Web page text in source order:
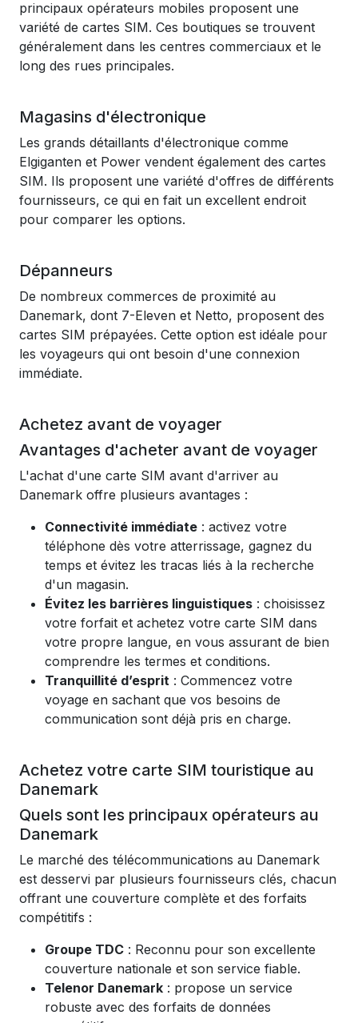
principaux opérateurs mobiles proposent une
variété de cartes SIM. Ces boutiques se trouvent
généralement dans les centres commerciaux et le
long des rues principales.
Magasins d'électronique
Les grands détaillants d'électronique comme
Elgiganten et Power vendent également des cartes
SIM. Ils proposent une variété d'offres de différents
fournisseurs, ce qui en fait un excellent endroit
pour comparer les options.
Dépanneurs
De nombreux commerces de proximité au
Danemark, dont 7-Eleven et Netto, proposent des
cartes SIM prépayées. Cette option est idéale pour
les voyageurs qui ont besoin d'une connexion
immédiate.
Achetez avant de voyager
Avantages d'acheter avant de voyager
L'achat d'une carte SIM avant d'arriver au
Danemark offre plusieurs avantages :
Connectivité immédiate : activez votre
téléphone dès votre atterrissage, gagnez du
temps et évitez les tracas liés à la recherche
d'un magasin.
Évitez les barrières linguistiques : choisissez
votre forfait et achetez votre carte SIM dans
votre propre langue, en vous assurant de bien
comprendre les termes et conditions.
Tranquillité d’esprit : Commencez votre
voyage en sachant que vos besoins de
communication sont déjà pris en charge.
Achetez votre carte SIM touristique au
Danemark
Quels sont les principaux opérateurs au
Danemark
Le marché des télécommunications au Danemark
est desservi par plusieurs fournisseurs clés, chacun
offrant une couverture complète et des forfaits
compétitifs :
Groupe TDC : Reconnu pour son excellente
couverture nationale et son service fiable.
Telenor Danemark : propose un service
robuste avec des forfaits de données